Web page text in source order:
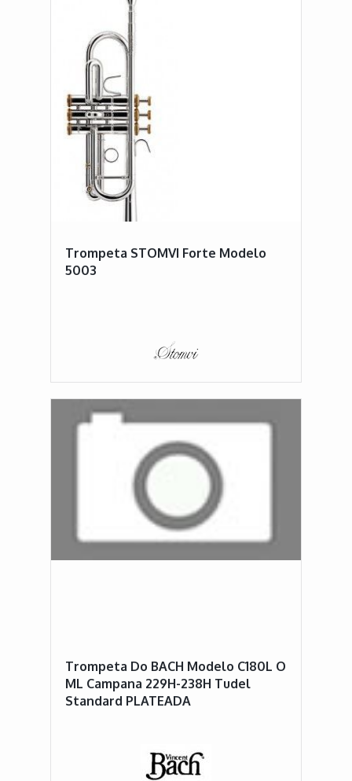
Trompeta STOMVI Forte Modelo
5003
Trompeta Do BACH Modelo C180L O
ML Campana 229H-238H Tudel
Standard PLATEADA